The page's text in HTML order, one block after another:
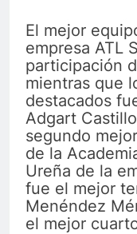
El mejor
empresa ATL
participación
mientras que
destacados
Adgart
segundo
de la
Ureña de la
fue el mejor
Menéndez
el mejor